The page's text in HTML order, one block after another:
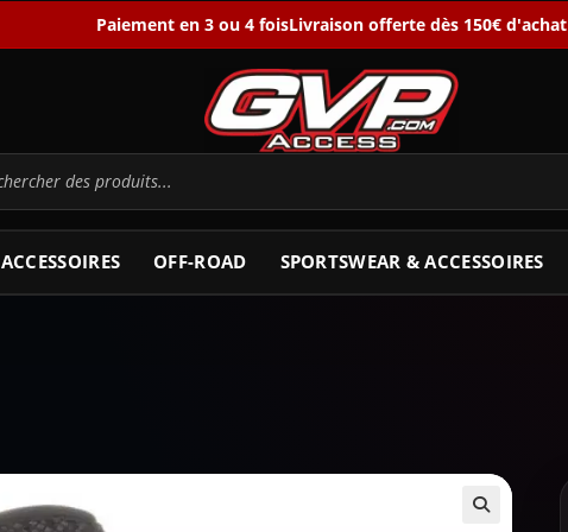
Paiement en 3 ou 4 foisLivraison offerte dès 150€ d'achat
ACCESSOIRES OFF-ROAD SPORTSWEAR & ACCESSOIRES